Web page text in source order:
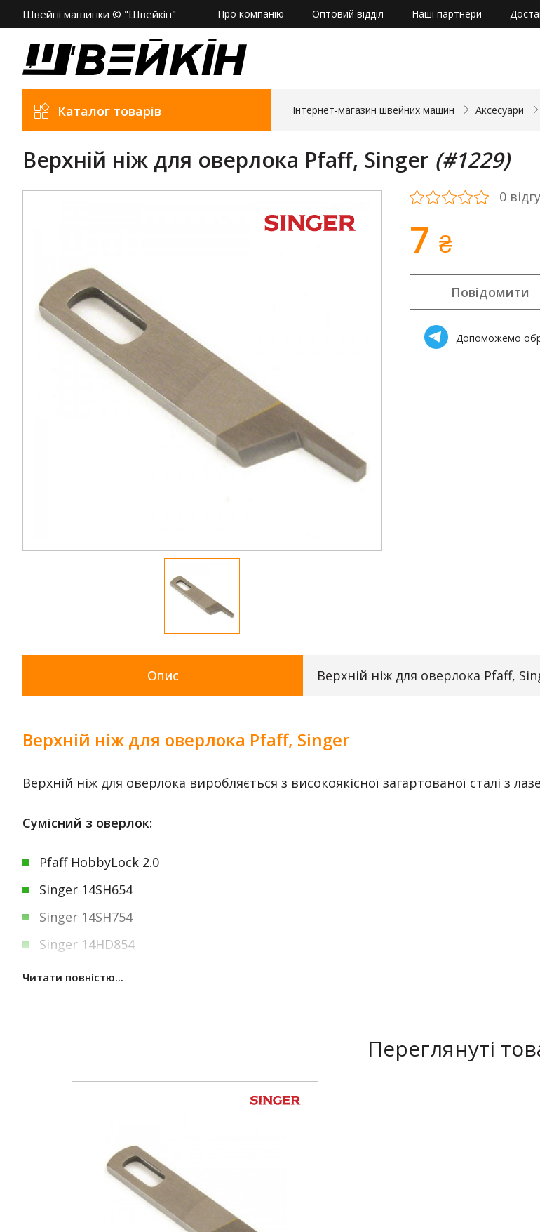
Швейні машинки © "Швейкін" Про компанію Оптовий відділ Наші партнери
Каталог товарів Інтернет-магазин швейних машин Аксесуари
Верхній ніж для оверлока Pfaff, Singer (#1229)
0
7 ₴
Повідомити
Допоможемо
Опис Верхній ніж для оверлока Pfaff,
Верхній ніж для оверлока Pfaff, Singer
Верхній ніж для оверлока виробляється з високоякісної загартованої сталі з
Сумісний з оверлок:
Pfaff HobbyLock 2.0
Singer 14SH654
Singer 14SH754
Singer 14HD854
Singer T80
Читати повністю...
Переглянуті